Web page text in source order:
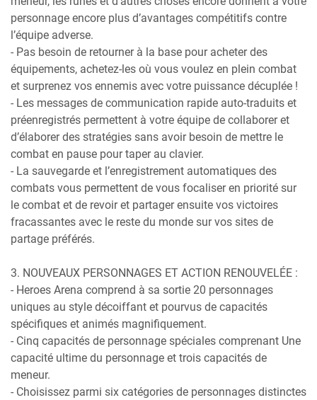
personnage encore plus d’avantages compétitifs contre
l’équipe adverse.
- Pas besoin de retourner à la base pour acheter des
équipements, achetez-les où vous voulez en plein combat
et surprenez vos ennemis avec votre puissance décuplée !
- Les messages de communication rapide auto-traduits et
préenregistrés permettent à votre équipe de collaborer et
d’élaborer des stratégies sans avoir besoin de mettre le
combat en pause pour taper au clavier.
- La sauvegarde et l’enregistrement automatiques des
combats vous permettent de vous focaliser en priorité sur
le combat et de revoir et partager ensuite vos victoires
fracassantes avec le reste du monde sur vos sites de
partage préférés.
3. NOUVEAUX PERSONNAGES ET ACTION RENOUVELÉE :
- Heroes Arena comprend à sa sortie 20 personnages
uniques au style décoiffant et pourvus de capacités
spécifiques et animés magnifiquement.
- Cinq capacités de personnage spéciales comprenant Une
capacité ultime du personnage et trois capacités de
meneur.
- Choisissez parmi six catégories de personnages distinctes